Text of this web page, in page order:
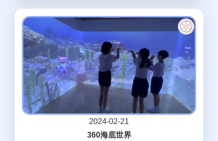
2024-02-21
360海底世界